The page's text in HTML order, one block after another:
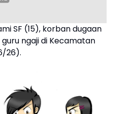
SF (15), korban dugaan
ngaji di Kecamatan
26).